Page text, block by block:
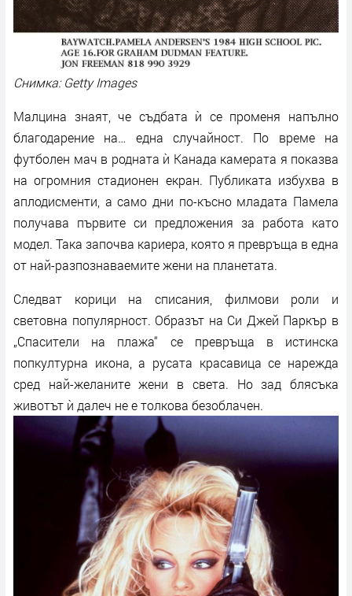
Снимка: Getty Images
Малцина знаят, че съдбата ѝ се променя напълно
благодарение на… една случайност. По време на
футболен мач в родната ѝ Канада камерата я показва
на огромния стадионен екран. Публиката избухва в
аплодисменти, а само дни по-късно младата Памела
получава първите си предложения за работа като
модел. Така започва кариера, която я превръща в една
от най-разпознаваемите жени на планетата.
Следват корици на списания, филмови роли и
световна популярност. Образът на Си Джей Паркър в
„Спасители на плажа“ се превръща в истинска
попкултурна икона, а русата красавица се нарежда
сред най-желаните жени в света. Но зад блясъка
животът ѝ далеч не е толкова безоблачен.